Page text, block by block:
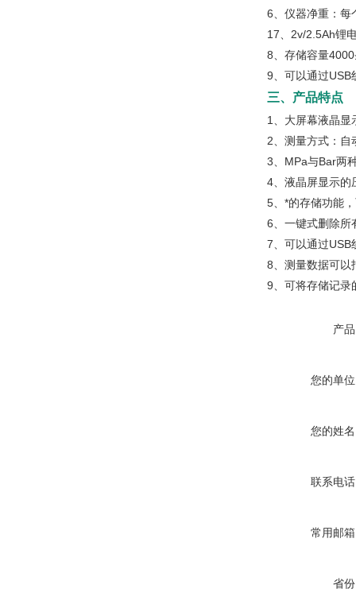
6、仪器净重：每
17、2v/2.5Ah锂
8、存储容量
9、可以通过USB
三、产品特点
1、大屏幕液晶显
2、测量方式：自
3、MPa与Bar两
4、液晶屏显示的
5、*的存储功能
6、一键式删除所
7、可以通过USB
8、测量数据可以
9、可将存储记录
产
您的单
您的姓
联系电
常用邮
省